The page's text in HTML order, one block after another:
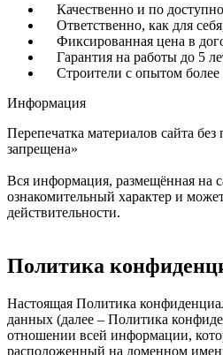
Качественно и по
Ответственно, как для
Фиксированная цена в
Гарантия на работы до 5
Строители с опытом более
Информация
Перепечатка материалов сайта
запрещена»
Вся информация, размещённая на
ознакомительный характер и
действительности.
Политика
Настоящая Политика
данных (далее – Политика
отношении всей информации,
расположенный на доменном